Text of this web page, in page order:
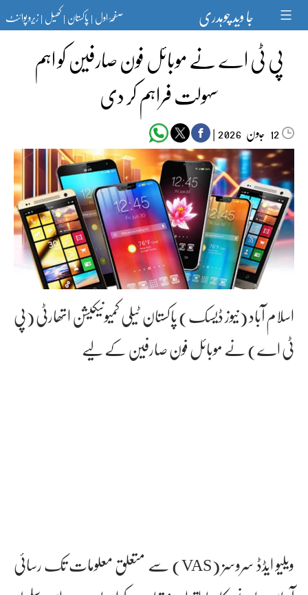
content جا وید چوہدری صفحۂ اول|پاکستان|کھیل|زیرو پوائنٹ
پی ٹی اے نے موبائل فون صارفین کو اہم
سہولت فراہم کر دی
12 جون‬‮ |
اسلام آباد (نیوز ڈیسک) پاکستان ٹیلی کمیونیکیشن اتھارٹی (پی
ٹی اے) نے موبائل فون صارفین کے لیے
ویلیو ایڈڈ سروسز (VAS) سے متعلق معلومات تک رسائی